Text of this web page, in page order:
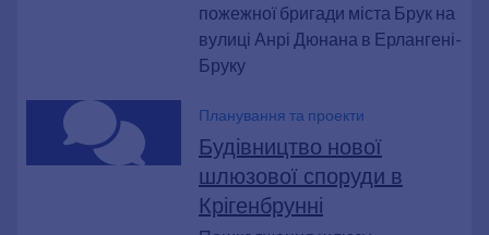
пожежної бригади міста Брук на
вулиці Анрі Дюнана в Ерлангені-
Бруку
Планування та проекти
Будівництво нової
шлюзової споруди в
Крігенбрунні